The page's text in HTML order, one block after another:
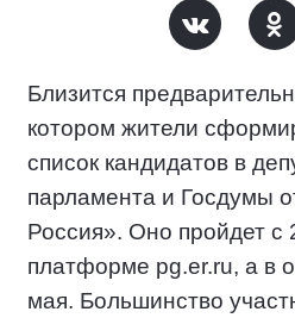
Близится
котором жители
список кандидатов в
парламента и Госдумы
Россия». Оно пройдет с
платформе pg.er.ru, а в
мая. Большинство